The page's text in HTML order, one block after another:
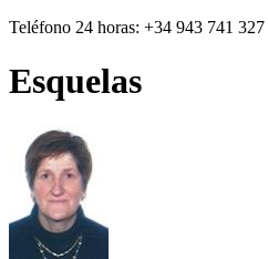
Teléfono 24 horas: +34 943 741 327
Esquelas